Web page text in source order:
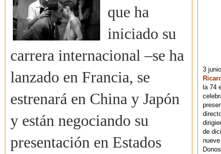
que ha
iniciado su
carrera internacional –se ha
lanzado en Francia, se
estrenará en China y Japón
y están negociando su
presentación en Estados
3
la 74
de